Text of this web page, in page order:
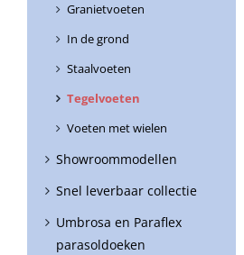
Granietvoeten
In de grond
Staalvoeten
Tegelvoeten
Voeten met wielen
Showroommodellen
Snel leverbaar collectie
Umbrosa en Paraflex
parasoldoeken